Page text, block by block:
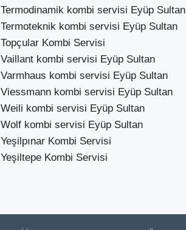
Termodinamik kombi servisi Eyüp Sultan
Termoteknik kombi servisi Eyüp Sultan
Topçular Kombi Servisi
Vaillant kombi servisi Eyüp Sultan
Varmhaus kombi servisi Eyüp Sultan
Viessmann kombi servisi Eyüp Sultan
Weili kombi servisi Eyüp Sultan
Wolf kombi servisi Eyüp Sultan
Yeşilpınar Kombi Servisi
Yeşiltepe Kombi Servisi